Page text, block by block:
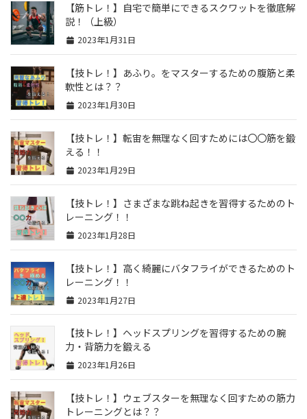
【筋トレ！】自宅で簡単にできるスクワットを徹底解
説！（上級）
2023年1月31日
【技トレ！】あふり。をマスターするための腹筋と柔
軟性とは？？
2023年1月30日
【技トレ！】転宙を無理なく回すためには〇〇筋を鍛
える！！
2023年1月29日
【技トレ！】さまざまな跳ね起きを習得するためのト
レーニング！！
2023年1月28日
【技トレ！】高く綺麗にバタフライができるためのト
レーニング！！
2023年1月27日
【技トレ！】ヘッドスプリングを習得するための腕
力・背筋力を鍛える
2023年1月26日
【技トレ！】ウェブスターを無理なく回すための筋力
トレーニングとは？？